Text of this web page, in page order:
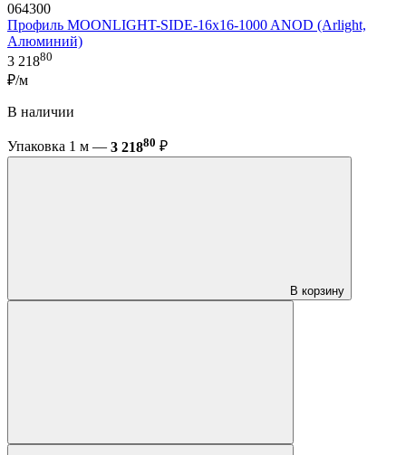
064300
Профиль MOONLIGHT-SIDE-16x16-1000 ANOD (Arlight,
Алюминий)
3 21880
₽/м
В наличии
Упаковка 1 м — 3 21880 ₽
В корзину